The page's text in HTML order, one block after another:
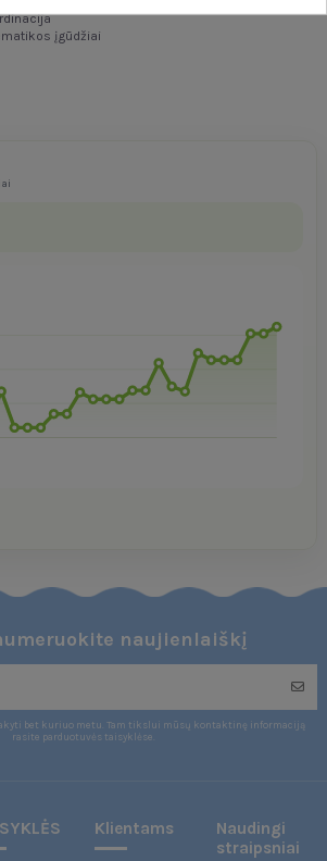
įgūdžiai
naujienlaiškį
bet kuriuo metu. Tam tikslui mūsų kontaktinę informaciją
rasite parduotuvės taisyklėse.
Klientams
Naudingi
straipsniai